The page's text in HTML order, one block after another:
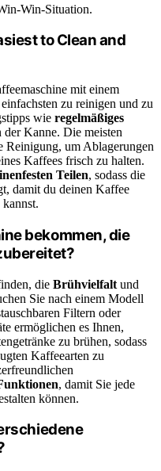
Win-Situation.
to Clean and
mit einem
zu reinigen und zu
wie regelmäßiges
Kanne. Die meisten
Reinigung, um Ablagerungen
Kaffees frisch zu halten.
Teilen, sodass die
damit du deinen Kaffee
bekommen, die
die Brühvielfalt und
Sie nach einem Modell
Filtern oder
ermöglichen es Ihnen,
zu brühen, sodass
Kaffeearten zu
, damit Sie jede
können.